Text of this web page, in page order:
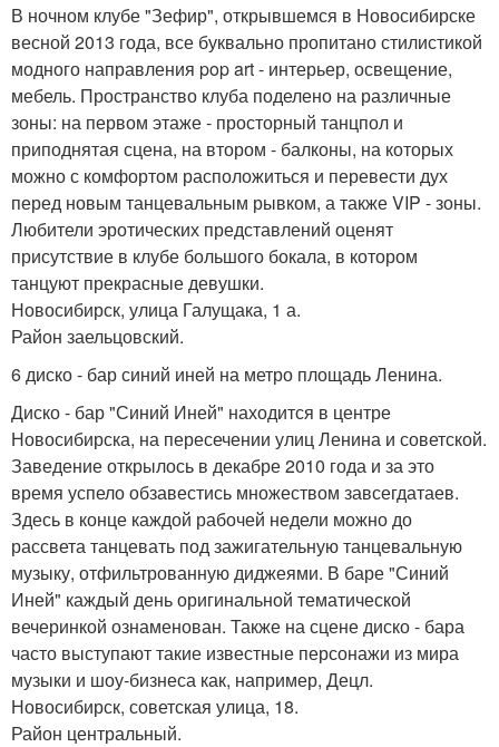
В ночном клубе "Зефир", открывшемся в Новосибирске
весной 2013 года, все буквально пропитано стилистикой
модного направления pop art - интерьер, освещение,
мебель. Пространство клуба поделено на различные
зоны: на первом этаже - просторный танцпол и
приподнятая сцена, на втором - балконы, на которых
можно с комфортом расположиться и перевести дух
перед новым танцевальным рывком, а также VIP - зоны.
Любители эротических представлений оценят
присутствие в клубе большого бокала, в котором
танцуют прекрасные девушки.
Новосибирск, улица Галущака, 1 а.
Район заельцовский.
6 диско - бар синий иней на метро площадь Ленина.
Диско - бар "Синий Иней" находится в центре
Новосибирска, на пересечении улиц Ленина и советской.
Заведение открылось в декабре 2010 года и за это
время успело обзавестись множеством завсегдатаев.
Здесь в конце каждой рабочей недели можно до
рассвета танцевать под зажигательную танцевальную
музыку, отфильтрованную диджеями. В баре "Синий
Иней" каждый день оригинальной тематической
вечеринкой ознаменован. Также на сцене диско - бара
часто выступают такие известные персонажи из мира
музыки и шоу-бизнеса как, например, Децл.
Новосибирск, советская улица, 18.
Район центральный.